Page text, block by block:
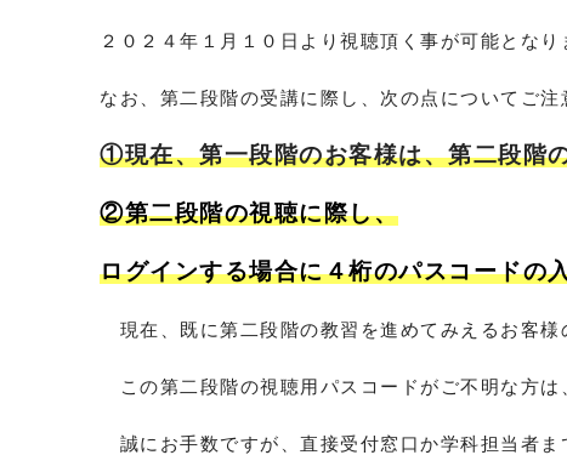
２０２４年１月１０日より視聴頂く事が可能となり
なお、第二段階の受講に際し、次の点についてご注
①現在、第一段階のお客様は、第二段階
②第二段階の視聴に際し、
ログインする場合に４桁のパスコードの
現在、既に第二段階の教習を進めてみえるお客様
この第二段階の視聴用パスコードがご不明な方は
誠にお手数ですが、直接受付窓口か学科担当者ま